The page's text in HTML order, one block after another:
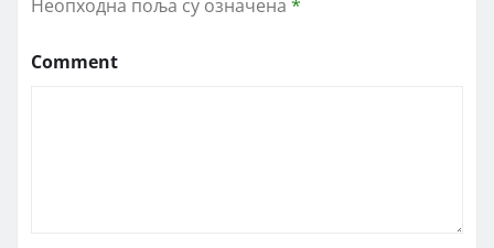
Неопходна поља су означена *
Comment